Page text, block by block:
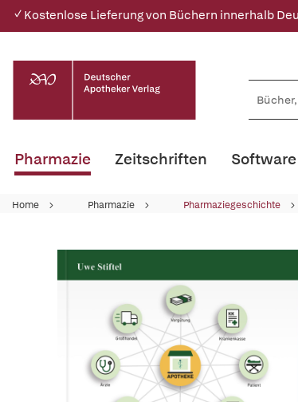
✓ Kostenlose Lieferung von Büchern innerhalb
Pharmazie Zeitschriften Software
Home Pharmazie Pharmaziegeschichte